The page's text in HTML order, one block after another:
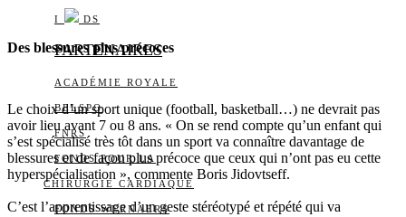
I DS
PARTENAIRES
ACADÉMIE ROYALE
BELSPO
FNRS
FONDS POUR LA
CHIRURGIE CARDIAQUE
FONDS WERNAERS
Des blessures plus précoces
Le choix d’un sport unique (football, basketball…) ne devrait pas
avoir lieu avant 7 ou 8 ans. « On se rend compte qu’un enfant qui
s’est spécialisé très tôt dans un sport va connaître davantage de
blessures et de façon plus précoce que ceux qui n’ont pas eu cette
hyperspécialisation », commente Boris Jidovtseff.
C’est l’apprentissage d’un geste stéréotypé et répété qui va